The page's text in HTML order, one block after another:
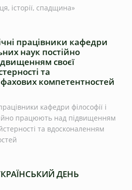
історії, спадщина»
працівники кафедри
наук постійно
своєї
та
компетентностей
кафедри філософії і
працюють над підвищенням
та вдосконаленням
ДЕНЬ